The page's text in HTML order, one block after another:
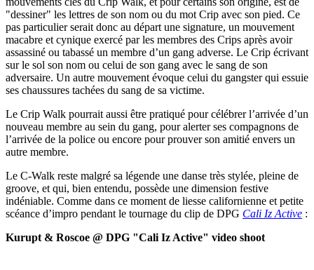
"dessiner" les lettres de son nom ou du mot Crip avec son pied. Ce
pas particulier serait donc au départ une signature, un mouvement
macabre et cynique exercé par les membres des Crips après avoir
assassiné ou tabassé un membre d’un gang adverse. Le Crip écrivant
sur le sol son nom ou celui de son gang avec le sang de son
adversaire. Un autre mouvement évoque celui du gangster qui essuie
ses chaussures tachées du sang de sa victime.
Le Crip Walk pourrait aussi être pratiqué pour célébrer l’arrivée d’un
nouveau membre au sein du gang, pour alerter ses compagnons de
l’arrivée de la police ou encore pour prouver son amitié envers un
autre membre.
Le C-Walk reste malgré sa légende une danse très stylée, pleine de
groove, et qui, bien entendu, possède une dimension festive
indéniable. Comme dans ce moment de liesse californienne et petite
scéance d’impro pendant le tournage du clip de DPG Cali Iz Active :
Kurupt & Roscoe @ DPG "Cali Iz Active" video shoot